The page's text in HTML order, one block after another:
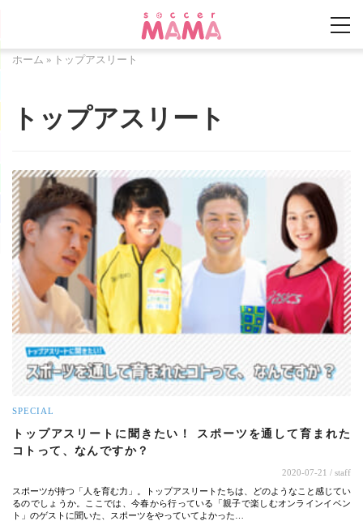
ホーム » トップアスリート
トップアスリート
SPECIAL
トップアスリートに聞きたい！ スポーツを通して育まれた
コトって、なんですか？
2020-07-21 / staff
スポーツが持つ「人を育む力」。トップアスリートたちは、どのようなこと感じてい
るのでしょうか。ここでは、今春から行っている「親子で楽しむオンラインイベン
ト」のゲストに聞いた、スポーツをやっていてよかった…